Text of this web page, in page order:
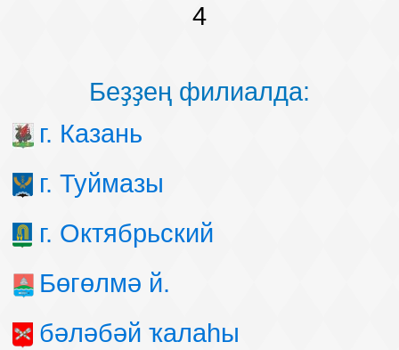
Видео тураһында беҙ
4
Беҙҙең филиалда:
г. Казань
г. Туймазы
г. Октябрьский
Бөгөлмә й.
бәләбәй ҡалаһы